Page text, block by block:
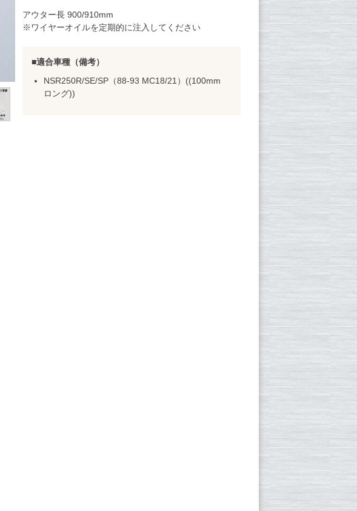
アウター長 900/910mm
※ワイヤーオイルを定期的に注入してください
適合車種（備考）
NSR250R/SE/SP（88-93 MC18/21）((100mm
ロング))